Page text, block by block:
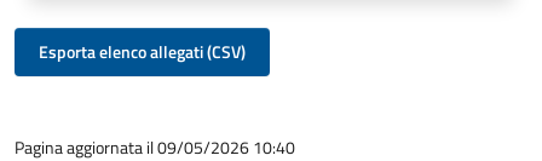
Esporta elenco allegati (CSV)
Pagina aggiornata il 09/05/2026 10:40